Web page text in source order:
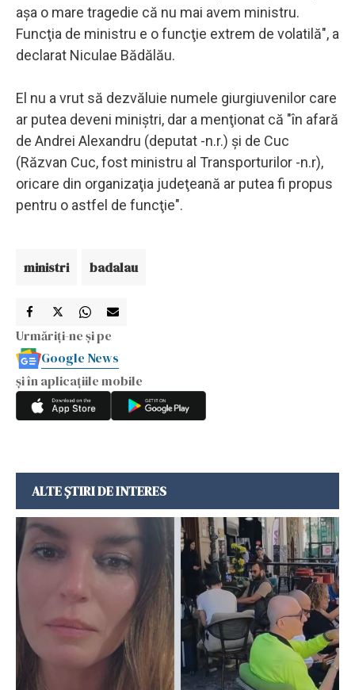
aşa o mare tragedie că nu mai avem ministru.
Funcţia de ministru e o funcţie extrem de volatilă", a
declarat Niculae Bădălău.
El nu a vrut să dezvăluie numele giurgiuvenilor care
ar putea deveni miniştri, dar a menţionat că "în afară
de Andrei Alexandru (deputat -n.r.) şi de Cuc
(Răzvan Cuc, fost ministru al Transporturilor -n.r),
oricare din organizaţia judeţeană ar putea fi propus
pentru o astfel de funcţie".
ministri badalau
Urmăriți-ne și pe
Google News
și în aplicațiile mobile
ALTE ȘTIRI DE INTERES